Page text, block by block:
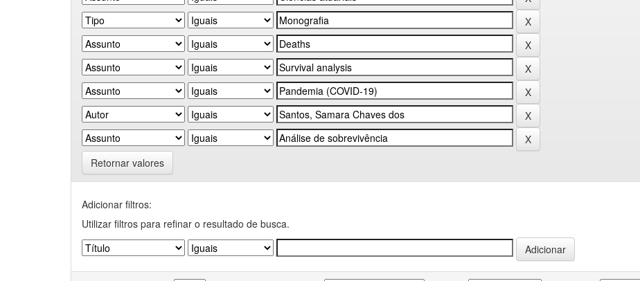
Retornar valores
Adicionar filtros:
Utilizar filtros para refinar o resultado de busca.